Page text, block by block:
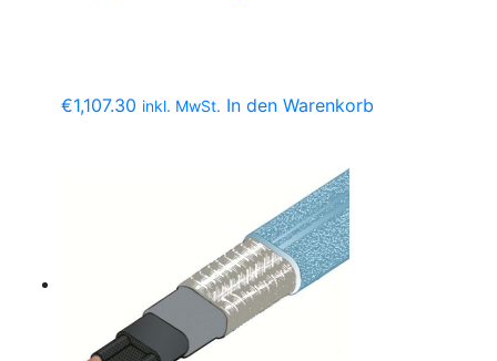
€1,107.30 inkl. MwSt. In den Warenkorb